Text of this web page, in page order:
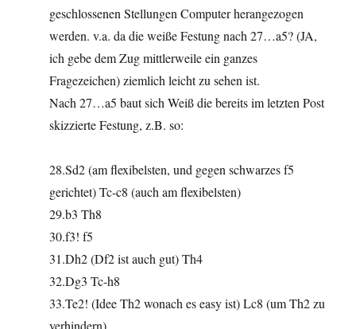
geschlossenen Stellungen Computer herangezogen
werden. v.a. da die weiße Festung nach 27…a5? (JA,
ich gebe dem Zug mittlerweile ein ganzes
Fragezeichen) ziemlich leicht zu sehen ist.
Nach 27…a5 baut sich Weiß die bereits im letzten Post
skizzierte Festung, z.B. so:
28.Sd2 (am flexibelsten, und gegen schwarzes f5
gerichtet) Tc-c8 (auch am flexibelsten)
29.b3 Th8
30.f3! f5
31.Dh2 (Df2 ist auch gut) Th4
32.Dg3 Tc-h8
33.Te2! (Idee Th2 wonach es easy ist) Lc8 (um Th2 zu
verhindern)